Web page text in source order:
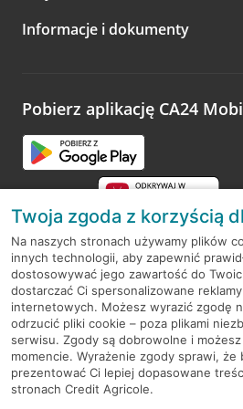
Zachęcamy do podzielenia się z
opinie.
Informacje i dokumenty
Pobierz aplikację CA24
RODO
Regulamin serwisu
Mapa serwisu
PolitykaCookies
Twoja zgoda z korzyścią
Na naszych stronach używamy plików
innych technologii, aby zapewnić
dostosowywać jego zawartość do
dostarczać Ci spersonalizowane
internetowych. Możesz wyrazić zgodę
odrzucić pliki cookie – poza plikami
serwisu. Zgody są dobrowolne i
momencie. Wyrażenie zgody sprawi, że
prezentować Ci lepiej dopasowane
stronach Credit Agricole.